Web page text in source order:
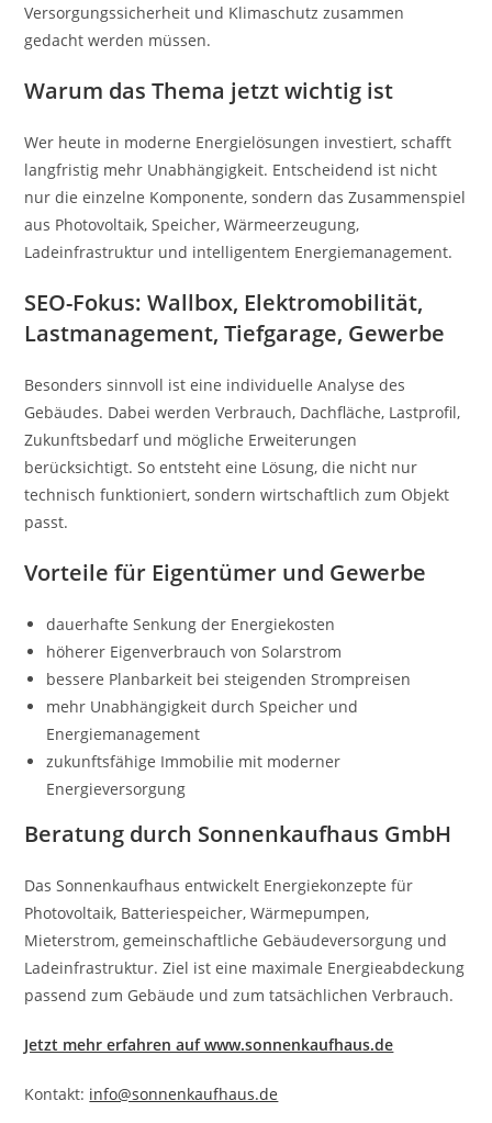
Versorgungssicherheit und Klimaschutz zusammen
gedacht werden müssen.
Warum das Thema jetzt wichtig ist
Wer heute in moderne Energielösungen investiert, schafft
langfristig mehr Unabhängigkeit. Entscheidend ist nicht
nur die einzelne Komponente, sondern das Zusammenspiel
aus Photovoltaik, Speicher, Wärmeerzeugung,
Ladeinfrastruktur und intelligentem Energiemanagement.
SEO-Fokus: Wallbox, Elektromobilität,
Lastmanagement, Tiefgarage, Gewerbe
Besonders sinnvoll ist eine individuelle Analyse des
Gebäudes. Dabei werden Verbrauch, Dachfläche, Lastprofil,
Zukunftsbedarf und mögliche Erweiterungen
berücksichtigt. So entsteht eine Lösung, die nicht nur
technisch funktioniert, sondern wirtschaftlich zum Objekt
passt.
Vorteile für Eigentümer und Gewerbe
dauerhafte Senkung der Energiekosten
höherer Eigenverbrauch von Solarstrom
bessere Planbarkeit bei steigenden Strompreisen
mehr Unabhängigkeit durch Speicher und
Energiemanagement
zukunftsfähige Immobilie mit moderner
Energieversorgung
Beratung durch Sonnenkaufhaus GmbH
Das Sonnenkaufhaus entwickelt Energiekonzepte für
Photovoltaik, Batteriespeicher, Wärmepumpen,
Mieterstrom, gemeinschaftliche Gebäudeversorgung und
Ladeinfrastruktur. Ziel ist eine maximale Energieabdeckung
passend zum Gebäude und zum tatsächlichen Verbrauch.
Jetzt mehr erfahren auf www.sonnenkaufhaus.de
Kontakt: info@sonnenkaufhaus.de